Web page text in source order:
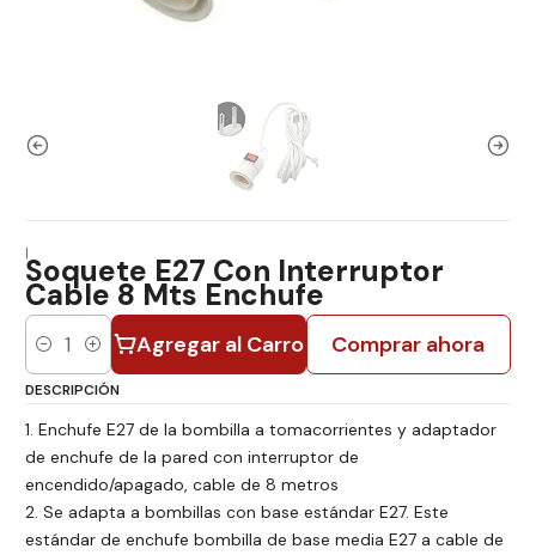
|Soquete E27 Con Interruptor
Cable 8 Mts Enchufe
Cantidad Agregar al Carro Comprar ahora
DESCRIPCIÓN
1. Enchufe E27 de la bombilla a tomacorrientes y adaptador
de enchufe de la pared con interruptor de
encendido/apagado, cable de 8 metros
2. Se adapta a bombillas con base estándar E27. Este
estándar de enchufe bombilla de base media E27 a cable de